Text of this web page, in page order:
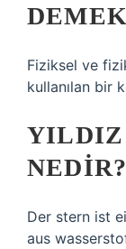
Fiziksel ve
kullanılan bir
YILDIZ
NEDIR?
Der stern ist
aus